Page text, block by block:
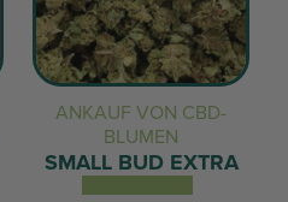
ANKAUF VON CBD-
BLUMEN
SMALL BUD EXTRA